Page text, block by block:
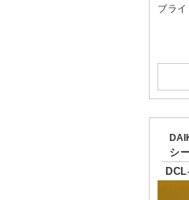
ブラ
シ